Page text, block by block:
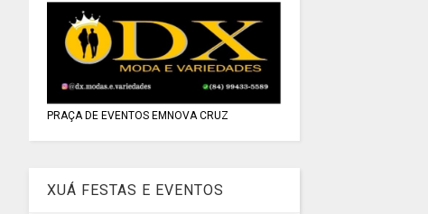
PRAÇA DE EVENTOS EMNOVA CRUZ
XUÁ FESTAS E EVENTOS